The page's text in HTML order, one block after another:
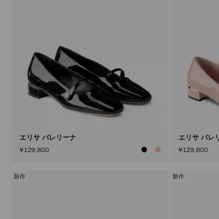
エリサ バレリーナ
¥129,800
エリサ バレ
¥129,800
新作 新作